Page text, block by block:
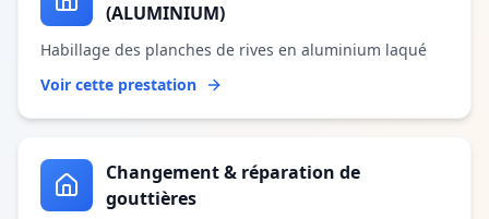
(ALUMINIUM)
Habillage des planches de rives en aluminium laqué
Voir cette prestation
Changement & réparation de
gouttières